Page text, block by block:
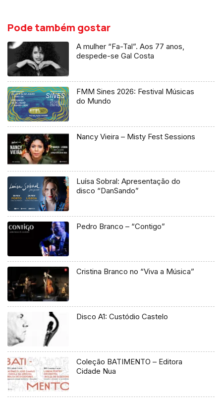
Pode também gostar
A mulher “Fa-Tal”. Aos 77 anos,
despede-se Gal Costa
FMM Sines 2026: Festival Músicas
do Mundo
Nancy Vieira – Misty Fest Sessions
Luísa Sobral: Apresentação do
disco “DanSando”
Pedro Branco – “Contigo”
Cristina Branco no “Viva a Música”
Disco A1: Custódio Castelo
Coleção BATIMENTO – Editora
Cidade Nua